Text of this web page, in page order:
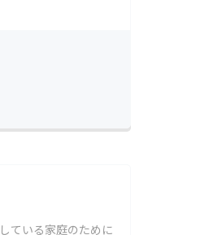
ている家庭のために